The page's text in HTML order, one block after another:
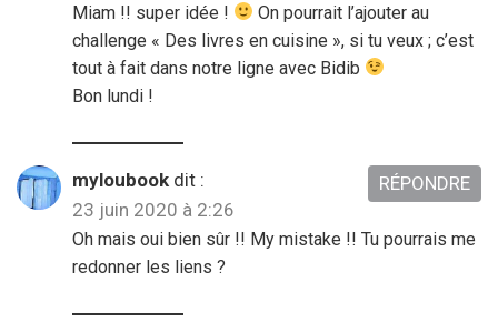
Miam !! super idée !
On pourrait l’ajouter au
challenge « Des livres en cuisine », si tu veux ; c’est
tout à fait dans notre ligne avec Bidib
Bon lundi !
myloubook dit :
23 juin 2020 à 2:26
Oh mais oui bien sûr !! My mistake !! Tu pourrais me
redonner les liens ?
RÉPONDRE